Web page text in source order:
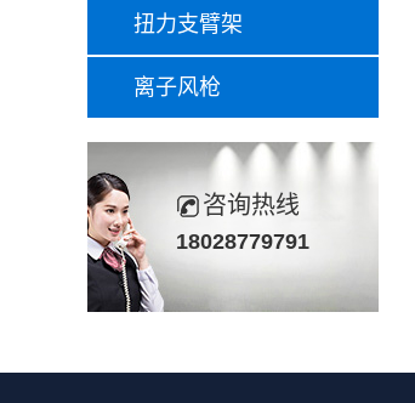
扭力支臂架
离子风枪
咨询热线
18028779791